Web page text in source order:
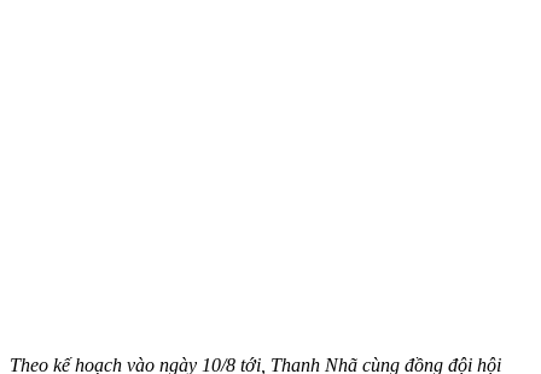
Theo kế hoạch vào ngày 10/8 tới, Thanh Nhã cùng đồng đội hội